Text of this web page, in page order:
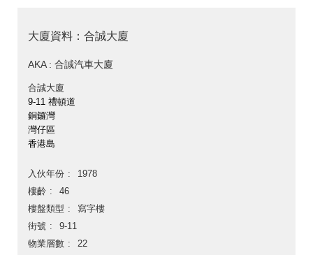
大廈資料：合誠大廈
AKA : 合誠汽車大廈
合誠大廈
9-11 禮頓道
銅鑼灣
灣仔區
香港島
入伙年份
1978
樓齡
46
樓盤類型
寫字樓
街號
9-11
物業層數
22